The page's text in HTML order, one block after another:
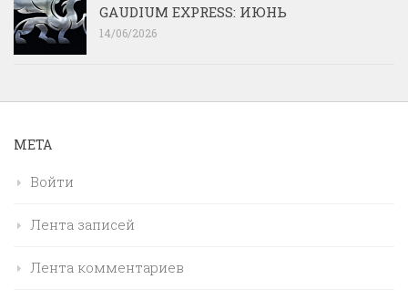
GAUDIUM EXPRESS: ИЮНЬ
14/06/2026
МЕТА
Войти
Лента записей
Лента комментариев